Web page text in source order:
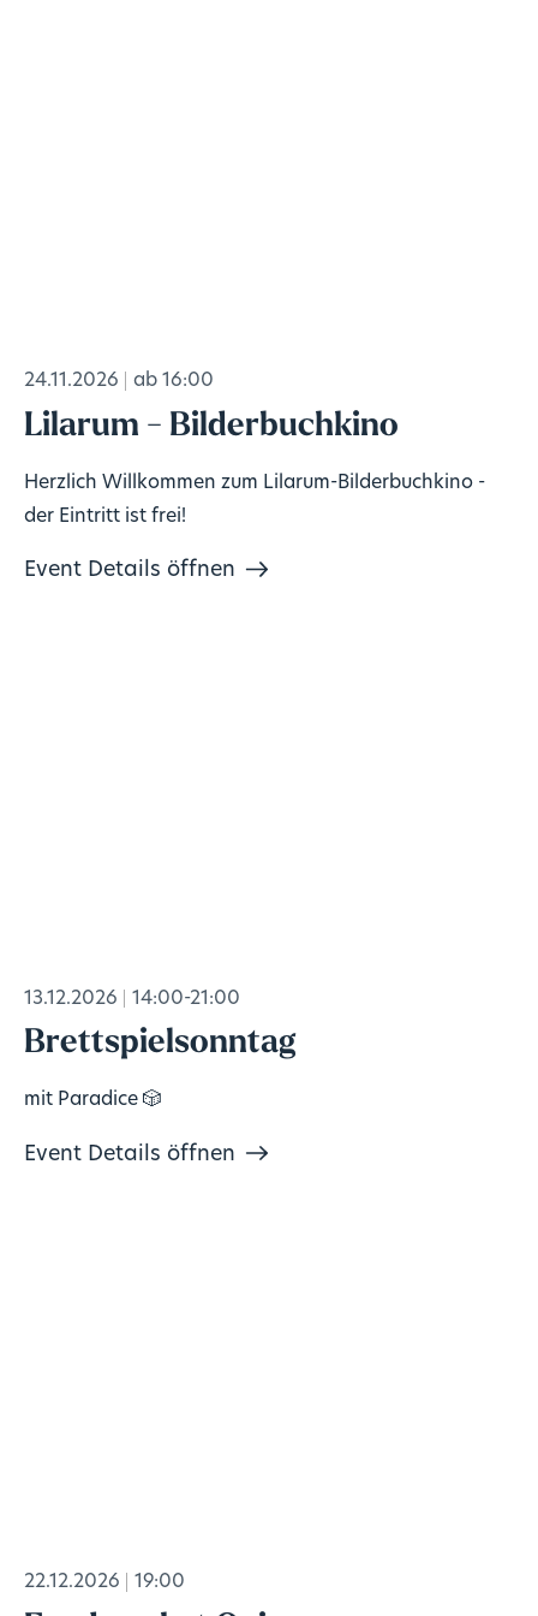
24.11.2026 ab 16:00
Lilarum - Bilderbuchkino
Herzlich Willkommen zum Lilarum-Bilderbuchkino -
der Eintritt ist frei!
Event Details öffnen
13.12.2026 14:00-21:00
Brettspielsonntag
mit Paradice 🎲
Event Details öffnen
22.12.2026 19:00